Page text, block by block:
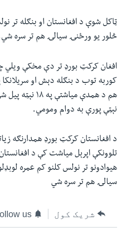
ټاکل شوې د افغانستان او بنګله تر
څلور یو ورځنۍ سیالۍ هم تر سره
افغان کرکټ بورډ تر دې مخکې ويلي
کوربه توب د بنګله دېش او
نېټې پورې به دوام ومومي.
د افغانستان کرکټ بورډ همدارنګه
تلوونکې اپرېل مياشت کې د
هيوادونو تر نولس کلنو کم عمره
سيالۍ هم تر سره شي
شریک کول us